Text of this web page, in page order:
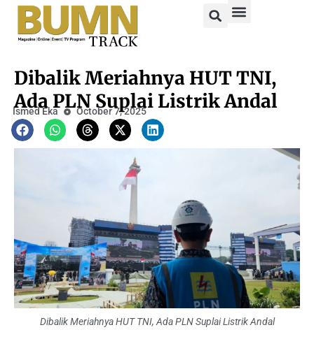
Dibalik Meriahnya HUT TNI,
Ada PLN Suplai Listrik Andal
Ismed Eka October 7, 2025
Dibalik Meriahnya HUT TNI, Ada PLN Suplai Listrik Andal